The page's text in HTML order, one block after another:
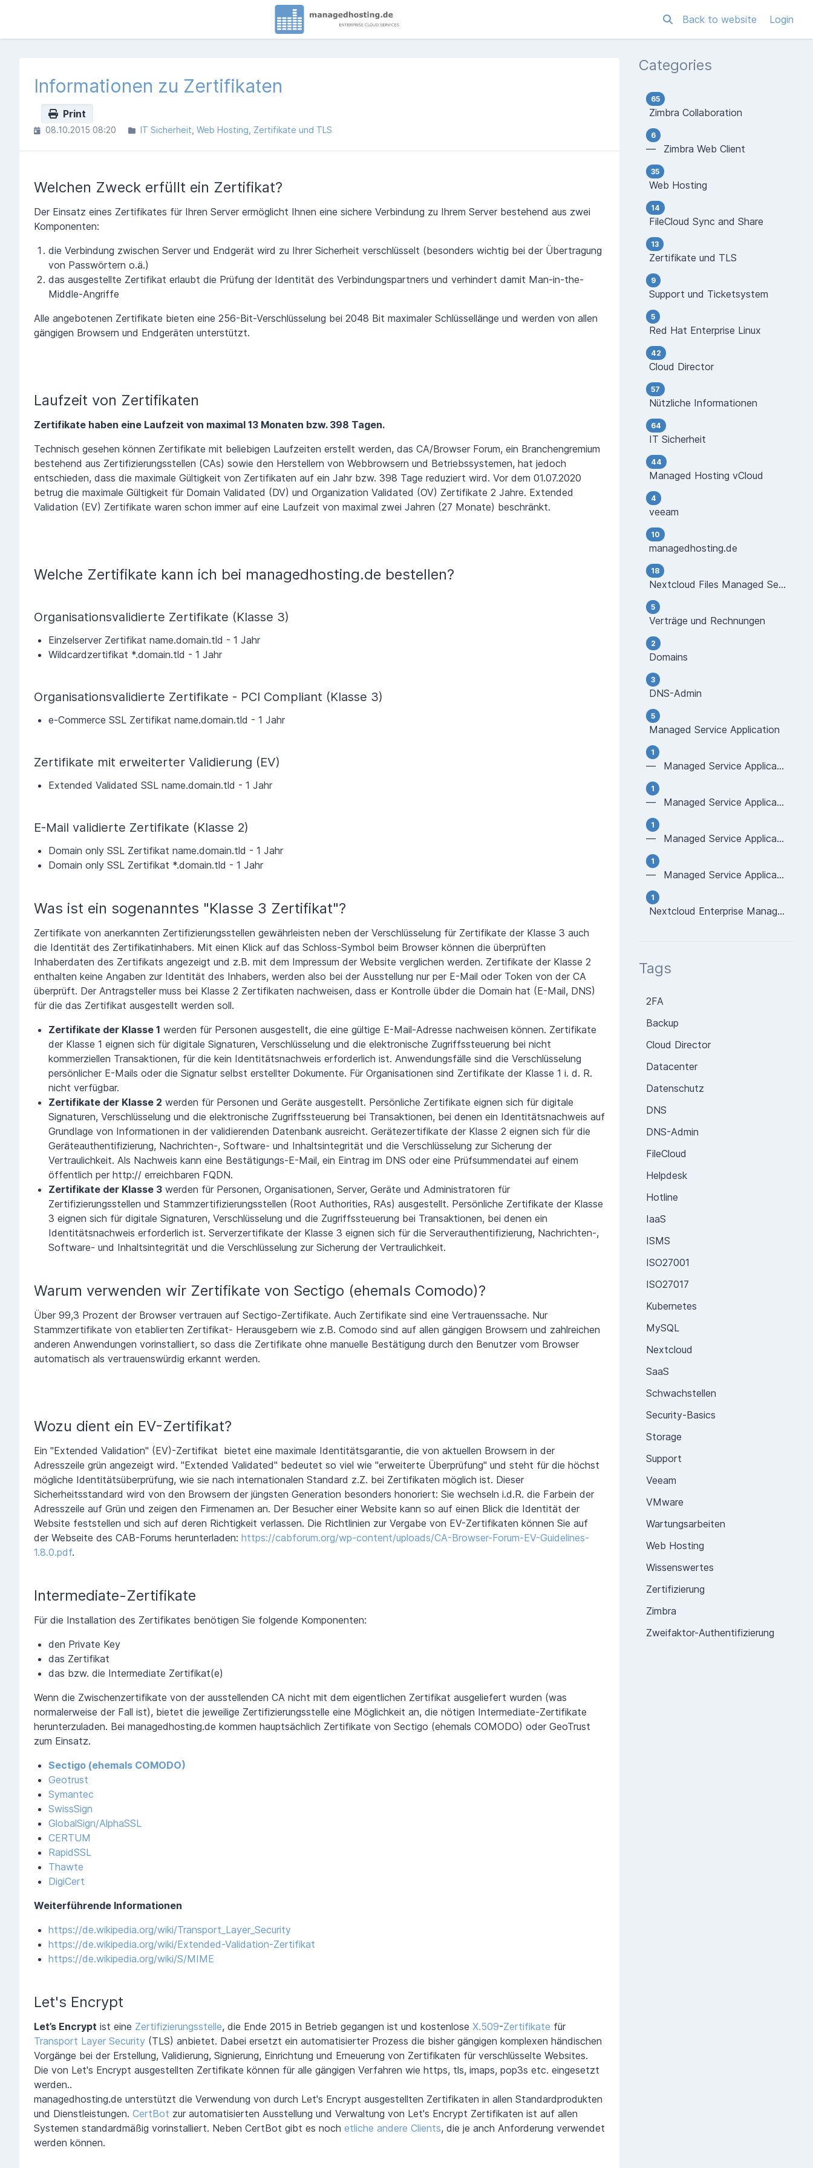
Back to website Login
Informationen zu Zertifikaten
Print
08.10.2015 08:20 IT Sicherheit Web Hosting Zertifikate und TLS
Welchen Zweck erfüllt ein Zertifikat?
Der Einsatz eines Zertifikates für Ihren Server ermöglicht Ihnen eine sichere Verbindung zu Ihrem Server bestehend aus zwei
Komponenten:
die Verbindung zwischen Server und Endgerät wird zu Ihrer Sicherheit verschlüsselt (besonders wichtig bei der Übertragung
von Passwörtern o.ä.)
das ausgestellte Zertifikat erlaubt die Prüfung der Identität des Verbindungspartners und verhindert damit Man-in-the-
Middle-Angriffe
Alle angebotenen Zertifikate bieten eine 256-Bit-Verschlüsselung bei 2048 Bit maximaler Schlüssellänge und werden von allen
gängigen Browsern und Endgeräten unterstützt.
Laufzeit von Zertifikaten
Zertifikate haben eine Laufzeit von maximal 13 Monaten bzw. 398 Tagen.
Technisch gesehen können Zertifikate mit beliebigen Laufzeiten erstellt werden, das CA/Browser Forum, ein Branchengremium
bestehend aus Zertifizierungsstellen (CAs) sowie den Herstellern von Webbrowsern und Betriebssystemen, hat jedoch
entschieden, dass die maximale Gültigkeit von Zertifikaten auf ein Jahr bzw. 398 Tage reduziert wird. Vor dem 01.07.2020
betrug die maximale Gültigkeit für Domain Validated (DV) und Organization Validated (OV) Zertifikate 2 Jahre. Extended
Validation (EV) Zertifikate waren schon immer auf eine Laufzeit von maximal zwei Jahren (27 Monate) beschränkt.
Welche Zertifikate kann ich bei managedhosting.de bestellen?
Organisationsvalidierte Zertifikate (Klasse 3)
Einzelserver Zertifikat name.domain.tld - 1 Jahr
Wildcardzertifikat *.domain.tld - 1 Jahr
Organisationsvalidierte Zertifikate - PCI Compliant (Klasse 3)
e-Commerce SSL Zertifikat name.domain.tld - 1 Jahr
Zertifikate mit erweiterter Validierung (EV)
Extended Validated SSL name.domain.tld - 1 Jahr
E-Mail validierte Zertifikate (Klasse 2)
Domain only SSL Zertifikat name.domain.tld - 1 Jahr
Domain only SSL Zertifikat *.domain.tld - 1 Jahr
Was ist ein sogenanntes "Klasse 3 Zertifikat"?
Zertifikate von anerkannten Zertifizierungsstellen gewährleisten neben der Verschlüsselung für Zertifikate der Klasse 3 auch
die Identität des Zertifikatinhabers. Mit einen Klick auf das Schloss-Symbol beim Browser können die überprüften
Inhaberdaten des Zertifikats angezeigt und z.B. mit dem Impressum der Website verglichen werden. Zertifikate der Klasse 2
enthalten keine Angaben zur Identität des Inhabers, werden also bei der Ausstellung nur per E-Mail oder Token von der CA
überprüft. Der Antragsteller muss bei Klasse 2 Zertifikaten nachweisen, dass er Kontrolle übder die Domain hat (E-Mail, DNS)
für die das Zertifikat ausgestellt werden soll.
Zertifikate der Klasse 1 werden für Personen ausgestellt, die eine gültige E-Mail-Adresse nachweisen können. Zertifikate
der Klasse 1 eignen sich für digitale Signaturen, Verschlüsselung und die elektronische Zugriffssteuerung bei nicht
kommerziellen Transaktionen, für die kein Identitätsnachweis erforderlich ist. Anwendungsfälle sind die Verschlüsselung
persönlicher E-Mails oder die Signatur selbst erstellter Dokumente. Für Organisationen sind Zertifikate der Klasse 1 i. d. R.
nicht verfügbar.
Zertifikate der Klasse 2 werden für Personen und Geräte ausgestellt. Persönliche Zertifikate eignen sich für digitale
Signaturen, Verschlüsselung und die elektronische Zugriffssteuerung bei Transaktionen, bei denen ein Identitätsnachweis auf
Grundlage von Informationen in der validierenden Datenbank ausreicht. Gerätezertifikate der Klasse 2 eignen sich für die
Geräteauthentifizierung, Nachrichten-, Software- und Inhaltsintegrität und die Verschlüsselung zur Sicherung der
Vertraulichkeit. Als Nachweis kann eine Bestätigungs-E-Mail, ein Eintrag im DNS oder eine Prüfsummendatei auf einem
öffentlich per http:// erreichbaren FQDN.
Zertifikate der Klasse 3 werden für Personen, Organisationen, Server, Geräte und Administratoren für
Zertifizierungsstellen und Stammzertifizierungsstellen (Root Authorities, RAs) ausgestellt. Persönliche Zertifikate der Klasse
3 eignen sich für digitale Signaturen, Verschlüsselung und die Zugriffssteuerung bei Transaktionen, bei denen ein
Identitätsnachweis erforderlich ist. Serverzertifikate der Klasse 3 eignen sich für die Serverauthentifizierung, Nachrichten-,
Software- und Inhaltsintegrität und die Verschlüsselung zur Sicherung der Vertraulichkeit.
Warum verwenden wir Zertifikate von Sectigo (ehemals Comodo)?
Über 99,3 Prozent der Browser vertrauen auf Sectigo-Zertifikate. Auch Zertifikate sind eine Vertrauenssache. Nur
Stammzertifikate von etablierten Zertifikat- Herausgebern wie z.B. Comodo sind auf allen gängigen Browsern und zahlreichen
anderen Anwendungen vorinstalliert, so dass die Zertifikate ohne manuelle Bestätigung durch den Benutzer vom Browser
automatisch als vertrauenswürdig erkannt werden.
Wozu dient ein EV-Zertifikat?
Ein "Extended Validation" (EV)-Zertifikat bietet eine maximale Identitätsgarantie, die von aktuellen Browsern in der
Adresszeile grün angezeigt wird. "Extended Validated" bedeutet so viel wie "erweiterte Überprüfung" und steht für die höchst
mögliche Identitätsüberprüfung, wie sie nach internationalen Standard z.Z. bei Zertifikaten möglich ist. Dieser
Sicherheitsstandard wird von den Browsern der jüngsten Generation besonders honoriert: Sie wechseln i.d.R. die Farbein der
Adresszeile auf Grün und zeigen den Firmenamen an. Der Besucher einer Website kann so auf einen Blick die Identität der
Website feststellen und sich auf deren Richtigkeit verlassen. Die Richtlinien zur Vergabe von EV-Zertifikaten können Sie auf
der Webseite des CAB-Forums herunterladen: https://cabforum.org/wp-content/uploads/CA-Browser-Forum-EV-Guidelines-
1.8.0.pdf.
Intermediate-Zertifikate
Für die Installation des Zertifikates benötigen Sie folgende Komponenten:
den Private Key
das Zertifikat
das bzw. die Intermediate Zertifikat(e)
Wenn die Zwischenzertifikate von der ausstellenden CA nicht mit dem eigentlichen Zertifikat ausgeliefert wurden (was
normalerweise der Fall ist), bietet die jeweilige Zertifizierungsstelle eine Möglichkeit an, die nötigen Intermediate-Zertifikate
herunterzuladen. Bei managedhosting.de kommen hauptsächlich Zertifikate von Sectigo (ehemals COMODO) oder GeoTrust
zum Einsatz.
Sectigo (ehemals COMODO)
Geotrust
Symantec
SwissSign
GlobalSign/AlphaSSL
CERTUM
RapidSSL
Thawte
DigiCert
Weiterführende Informationen
https://de.wikipedia.org/wiki/Transport_Layer_Security
https://de.wikipedia.org/wiki/Extended-Validation-Zertifikat
https://de.wikipedia.org/wiki/S/MIME
Let's Encrypt
Let’s Encrypt ist eine Zertifizierungsstelle, die Ende 2015 in Betrieb gegangen ist und kostenlose X.509-Zertifikate für
Transport Layer Security (TLS) anbietet. Dabei ersetzt ein automatisierter Prozess die bisher gängigen komplexen händischen
Vorgänge bei der Erstellung, Validierung, Signierung, Einrichtung und Erneuerung von Zertifikaten für verschlüsselte Websites.
Die von Let's Encrypt ausgestellten Zertifikate können für alle gängigen Verfahren wie https, tls, imaps, pop3s etc. eingesetzt
werden..
managedhosting.de unterstützt die Verwendung von durch Let's Encrypt ausgestellten Zertifikaten in allen Standardprodukten
und Dienstleistungen. CertBot zur automatisierten Ausstellung und Verwaltung von Let's Encrypt Zertifikaten ist auf allen
Systemen standardmäßig vorinstalliert. Neben CertBot gibt es noch etliche andere Clients, die je anch Anforderung verwendet
werden können.
Categories
65
Zimbra Collaboration
6
— Zimbra Web Client
35
Web Hosting
14
FileCloud Sync and Share
13
Zertifikate und TLS
9
Support und Ticketsystem
5
Red Hat Enterprise Linux
42
Cloud Director
57
Nützliche Informationen
64
IT Sicherheit
44
Managed Hosting vCloud
4
veeam
10
managedhosting.de
18
Nextcloud Files Managed Server
5
Verträge und Rechnungen
2
Domains
3
DNS-Admin
5
Managed Service Application
1
— Managed Service Application - MySQL
1
— Managed Service Application - MongoDB
1
— Managed Service Application - PostgreSQL
1
— Managed Service Application - HAProxy
1
Nextcloud Enterprise Managed Cluster
Tags
2FA
Backup
Cloud Director
Datacenter
Datenschutz
DNS
DNS-Admin
FileCloud
Helpdesk
Hotline
IaaS
ISMS
ISO27001
ISO27017
Kubernetes
MySQL
Nextcloud
SaaS
Schwachstellen
Security-Basics
Storage
Support
Veeam
VMware
Wartungsarbeiten
Web Hosting
Wissenswertes
Zertifizierung
Zimbra
Zweifaktor-Authentifizierung